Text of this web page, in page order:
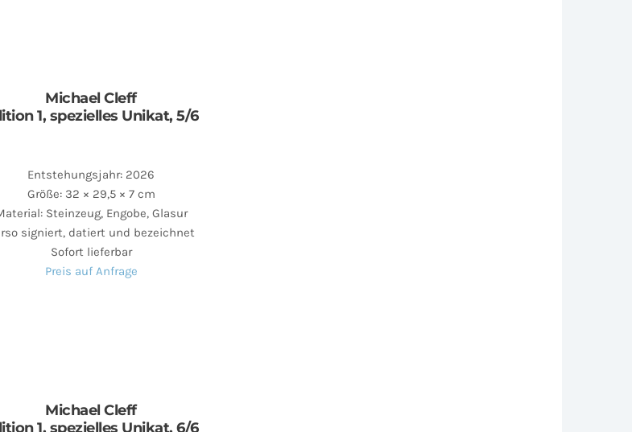
Michael Cleff
1, spezielles Unikat, 5/6
Entstehungsjahr: 2026
Größe: 32 × 29,5 × 7 cm
Steinzeug, Engobe, Glasur
signiert, datiert und bezeichnet
Sofort lieferbar
Preis auf Anfrage
Michael Cleff
1, spezielles Unikat, 6/6